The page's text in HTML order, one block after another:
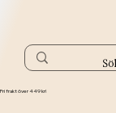
Fri frakt över 449 kr!